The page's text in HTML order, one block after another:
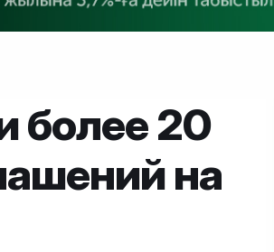
более 20
на